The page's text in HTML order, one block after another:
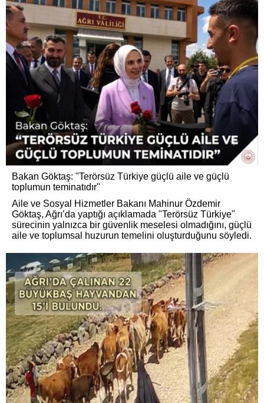
Bakan Göktaş: "Terörsüz Türkiye güçlü aile ve güçlü
toplumun teminatıdır"
Aile ve Sosyal Hizmetler Bakanı Mahinur Özdemir
Göktaş, Ağrı’da yaptığı açıklamada "Terörsüz Türkiye"
sürecinin yalnızca bir güvenlik meselesi olmadığını, güçlü
aile ve toplumsal huzurun temelini oluşturduğunu söyledi.